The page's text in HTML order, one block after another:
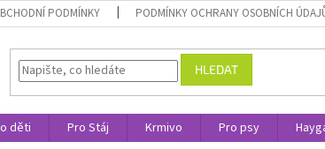
PODMÍNKY PODMÍNKY OCHRANY OSOBNÍCH
HLEDAT
děti Pro Stáj Krmivo Pro psy